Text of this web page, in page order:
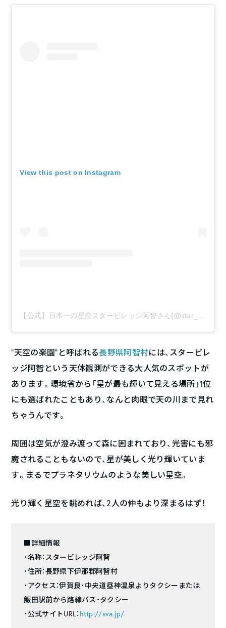
View this post on Instagram
“天空の楽園”と呼ばれる長野県阿智村には、スタービレ
ッジ阿智という天体観測ができる大人気のスポットが
あります。環境省から「星が最も輝いて見える場所」1位
にも選ばれたこともあり、なんと肉眼で天の川まで見れ
ちゃうんです。
周囲は空気が澄み渡って森に囲まれており、光害にも邪
魔されることもないので、星が美しく光り輝いていま
す。まるでプラネタリウムのような美しい星空。
光り輝く星空を眺めれば、2人の仲もより深まるはず！
■詳細情報
・名称：スタービレッジ阿智
・住所：長野県下伊那郡阿智村
・アクセス：伊賀良・中央道昼神温泉よりタクシーまたは
飯田駅前から路線バス・タクシー
・公式サイトURL： http://sva.jp/